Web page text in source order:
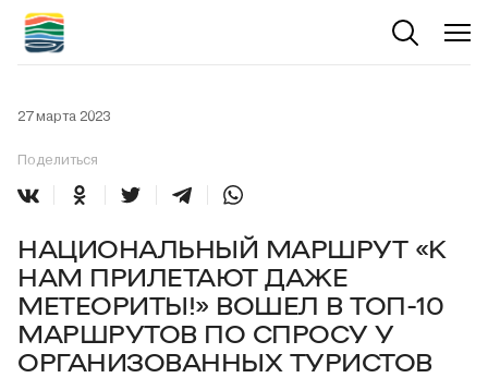
27 марта 2023
Поделиться
НАЦИОНАЛЬНЫЙ МАРШРУТ «К
НАМ ПРИЛЕТАЮТ ДАЖЕ
МЕТЕОРИТЫ!» ВОШЕЛ В ТОП-10
МАРШРУТОВ ПО СПРОСУ У
ОРГАНИЗОВАННЫХ ТУРИСТОВ